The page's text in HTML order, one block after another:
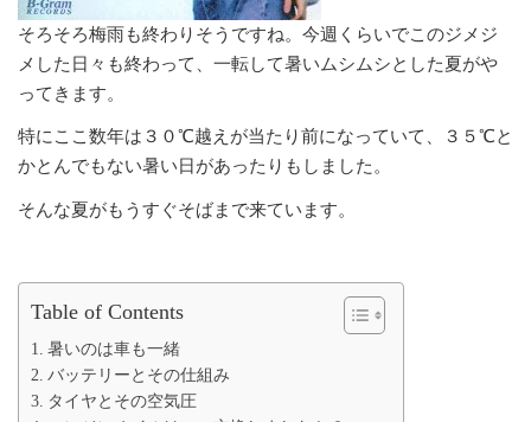
そろそろ梅雨も終わりそうですね。今週くらいでこのジメジ
メした日々も終わって、一転して暑いムシムシとした夏がや
ってきます。
特にここ数年は３０℃越えが当たり前になっていて、３５℃と
かとんでもない暑い日があったりもしました。
そんな夏がもうすぐそばまで来ています。
Table of Contents
暑いのは車も一緒
バッテリーとその仕組み
タイヤとその空気圧